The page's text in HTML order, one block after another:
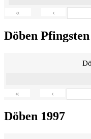
« ‹
Döben
« ‹
Döben 1997